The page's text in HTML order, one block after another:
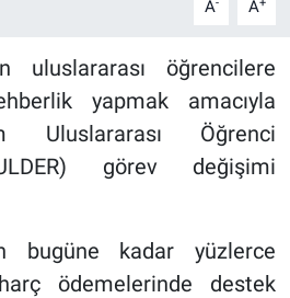
A A
uluslararası öğrencilere
yapmak amacıyla
Uluslararası Öğrenci
görev değişimi
bugüne kadar yüzlerce
ödemelerinde destek